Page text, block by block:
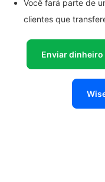
Você fará parte de
clientes que
Enviar dinheiro